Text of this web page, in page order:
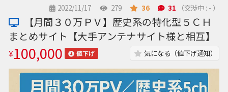
2022/11/17
279 36 31 （交渉中 : - ）
【月間３０万ＰＶ】歴史系の特化型５ＣＨ
まとめサイト【大手アンテナサイト様と相互】
¥100,000 値下げ 気になる（値下げ通知）